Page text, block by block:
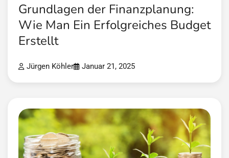
Grundlagen der Finanzplanung:
Wie Man Ein Erfolgreiches Budget
Erstellt
Jürgen Köhler Januar 21, 2025